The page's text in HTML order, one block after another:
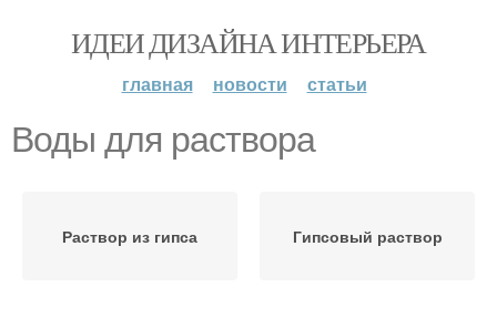
ИДЕИ ДИЗАЙНА ИНТЕРЬЕРА
главная новости статьи
Воды для раствора
Раствор из гипса Гипсовый раствор